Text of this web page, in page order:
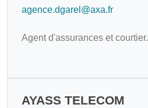
agence.dgarel@axa.fr
Agent d'assurances et courtier.
AYASS TELECOM